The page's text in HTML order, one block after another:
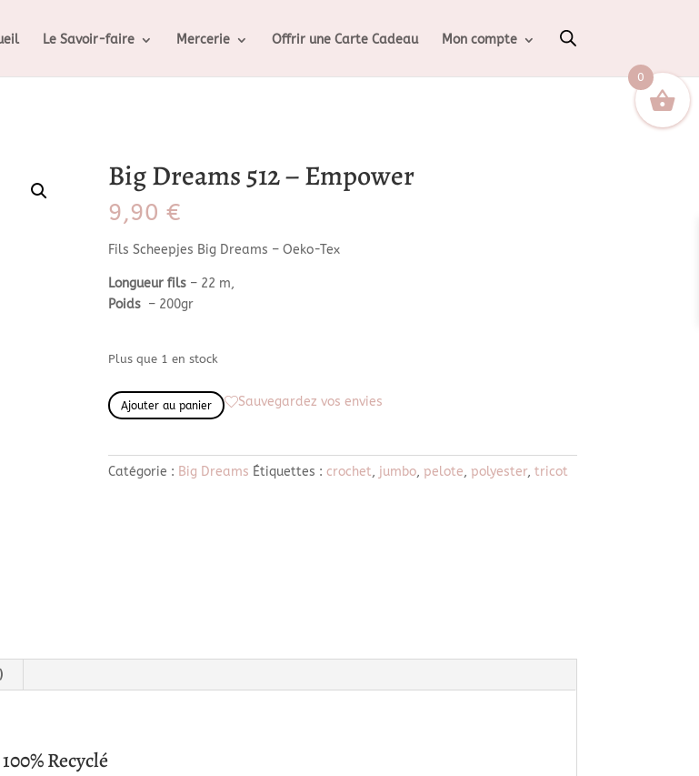
Le Savoir-faire Mercerie Offrir une Carte Cadeau Mon compte
Big Dreams 512 – Empower
9,90 €
Fils Scheepjes Big Dreams – Oeko-Tex
Longueur fils– 22 m,
Poids – 200gr
Plus que 1 en stock
Sauvegardez vos envies
quantité
de
Dreams
Ajouter au panier
Catégorie : Big Dreams Étiquettes : crochet, jumbo, pelote, polyester, tricot
Recyclé
0